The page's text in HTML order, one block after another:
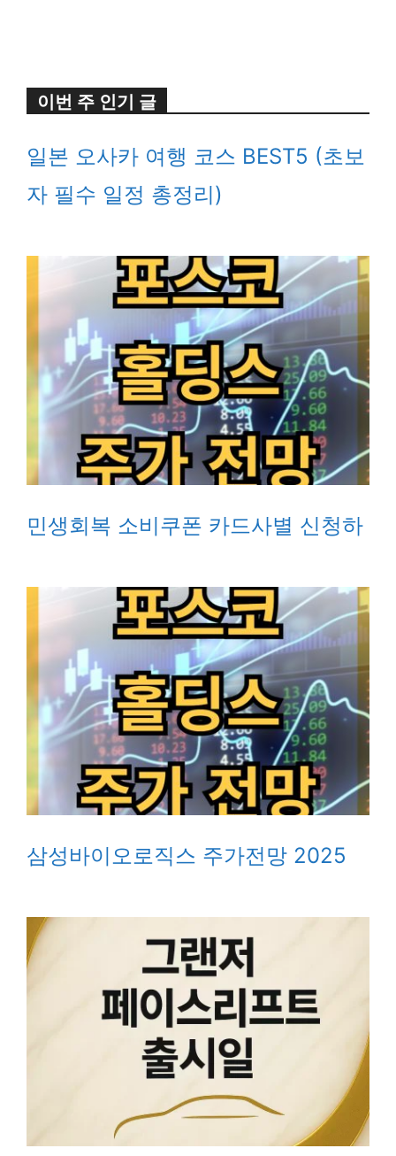
이번 주 인기 글
일본 오사카 여행 코스 BEST5 (초보
자 필수 일정 총정리)
민생회복 소비쿠폰 카드사별 신청하
삼성바이오로직스 주가전망 2025